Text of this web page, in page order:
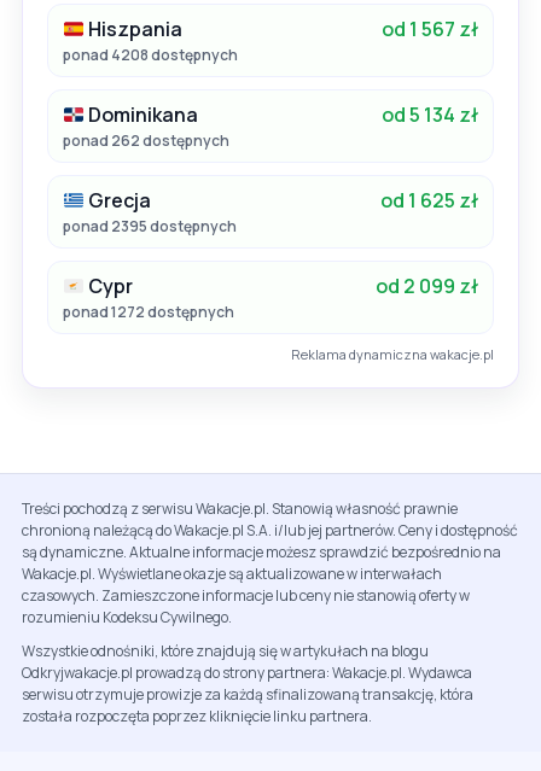
Hiszpania od 1 567 zł
ponad 4208 dostępnych
Dominikana od 5 134 zł
ponad 262 dostępnych
Grecja od 1 625 zł
ponad 2395 dostępnych
Cypr od 2 099 zł
ponad 1272 dostępnych
Reklama dynamiczna wakacje.pl
Treści pochodzą z serwisu Wakacje.pl. Stanowią własność prawnie
chronioną należącą do Wakacje.pl S.A. i/lub jej partnerów. Ceny i dostępność
są dynamiczne. Aktualne informacje możesz sprawdzić bezpośrednio na
Wakacje.pl. Wyświetlane okazje są aktualizowane w interwałach
czasowych. Zamieszczone informacje lub ceny nie stanowią oferty w
rozumieniu Kodeksu Cywilnego.
Wszystkie odnośniki, które znajdują się w artykułach na blogu
Odkryjwakacje.pl prowadzą do strony partnera: Wakacje.pl. Wydawca
serwisu otrzymuje prowizje za każdą sfinalizowaną transakcję, która
została rozpoczęta poprzez kliknięcie linku partnera.